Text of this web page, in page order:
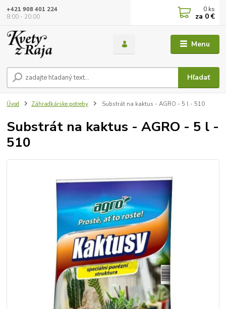
Menu
Hľadať
+421 908 401 224
8:00 - 20:00
0 ks
za 0 €
Úvod Záhradkárske potreby Substrát na kaktus - AGRO - 5 l - 510
Substrát na kaktus - AGRO - 5 l -
510